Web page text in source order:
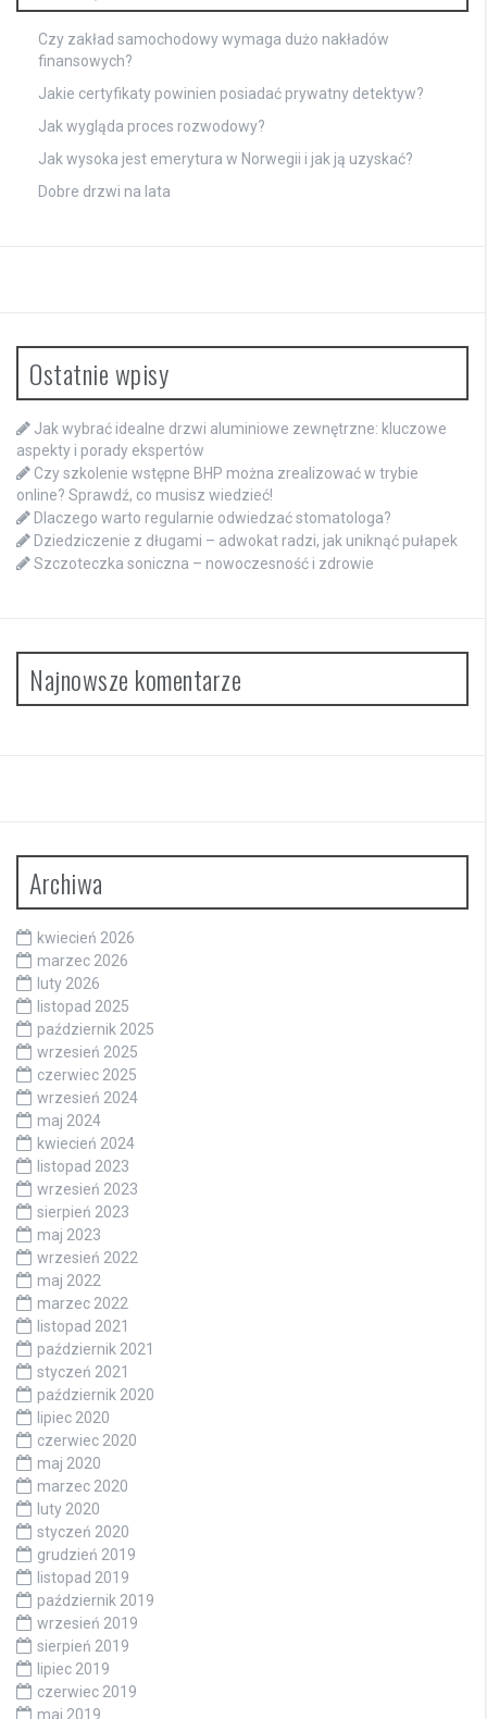
Czy zakład samochodowy wymaga dużo nakładów
finansowych?
Jakie certyfikaty powinien posiadać prywatny detektyw?
Jak wygląda proces rozwodowy?
Jak wysoka jest emerytura w Norwegii i jak ją uzyskać?
Dobre drzwi na lata
Ostatnie wpisy
Jak wybrać idealne drzwi aluminiowe zewnętrzne: kluczowe
aspekty i porady ekspertów
Czy szkolenie wstępne BHP można zrealizować w trybie
online? Sprawdź, co musisz wiedzieć!
Dlaczego warto regularnie odwiedzać stomatologa?
Dziedziczenie z długami – adwokat radzi, jak uniknąć pułapek
Szczoteczka soniczna – nowoczesność i zdrowie
Najnowsze komentarze
Archiwa
kwiecień 2026
marzec 2026
luty 2026
listopad 2025
październik 2025
wrzesień 2025
czerwiec 2025
wrzesień 2024
maj 2024
kwiecień 2024
listopad 2023
wrzesień 2023
sierpień 2023
maj 2023
wrzesień 2022
maj 2022
marzec 2022
listopad 2021
październik 2021
styczeń 2021
październik 2020
lipiec 2020
czerwiec 2020
maj 2020
marzec 2020
luty 2020
styczeń 2020
grudzień 2019
listopad 2019
październik 2019
wrzesień 2019
sierpień 2019
lipiec 2019
czerwiec 2019
maj 2019